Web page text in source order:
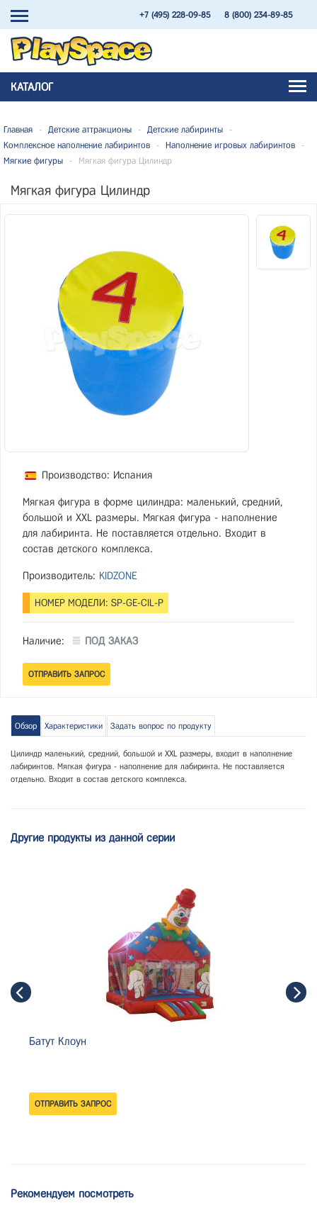
+7 (495) 228-09-85 8 (800) 234-89-85
КАТАЛОГ
Главная - Детские аттракционы - Детские лабиринты
-
Комплексное наполнение лабиринтов
- Наполнение игровых лабиринтов
-
Мягкие фигуры
- Мягкая фигура Цилиндр
Мягкая фигура Цилиндр
Производство: Испания
Мягкая фигура в форме цилиндра: маленький, средний,
большой и XXL размеры. Мягкая фигура - наполнение
для лабиринта. Не поставляется отдельно. Входит в
состав детского комплекса.
Производитель: KIDZONE
НОМЕР МОДЕЛИ: SP-GE-CIL-P
Наличие: ПОД ЗАКАЗ
Обзор Характеристики Задать вопрос по продукту
Цилиндр маленький, средний, большой и XXL размеры, входит в наполнение
лабиринтов. Мягкая фигура - наполнение для лабиринта. Не поставляется
отдельно. Входит в состав детского комплекса.
Другие продукты из данной серии
Батут Клоун
Рекомендуем посмотреть